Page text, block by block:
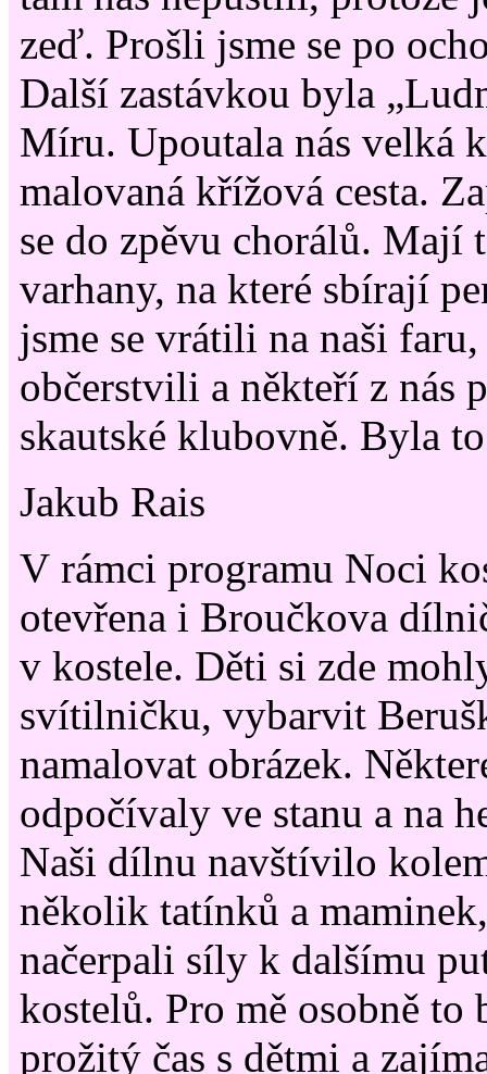
zeď. Prošli jsme se po
Další zastávkou byla
Míru. Upoutala nás velká
malovaná křížová cesta.
se do zpěvu chorálů. Mají
varhany, na které sbírají
jsme se vrátili na naši faru,
občerstvili a někteří z nás
skautské klubovně. Byla
Jakub Rais
V rámci programu Noci
otevřena i Broučkova
v kostele. Děti si zde
svítilničku, vybarvit
namalovat obrázek.
odpočívaly ve stanu a na
Naši dílnu navštívilo
několik tatínků a
načerpali síly k dalšímu
kostelů. Pro mě osobně to
prožitý čas s dětmi a